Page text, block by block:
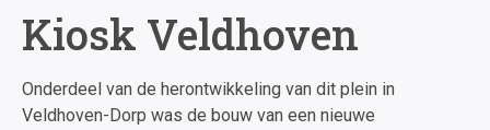
Kiosk Veldhoven
Onderdeel van de herontwikkeling van dit plein in
Veldhoven-Dorp was de bouw van een nieuwe